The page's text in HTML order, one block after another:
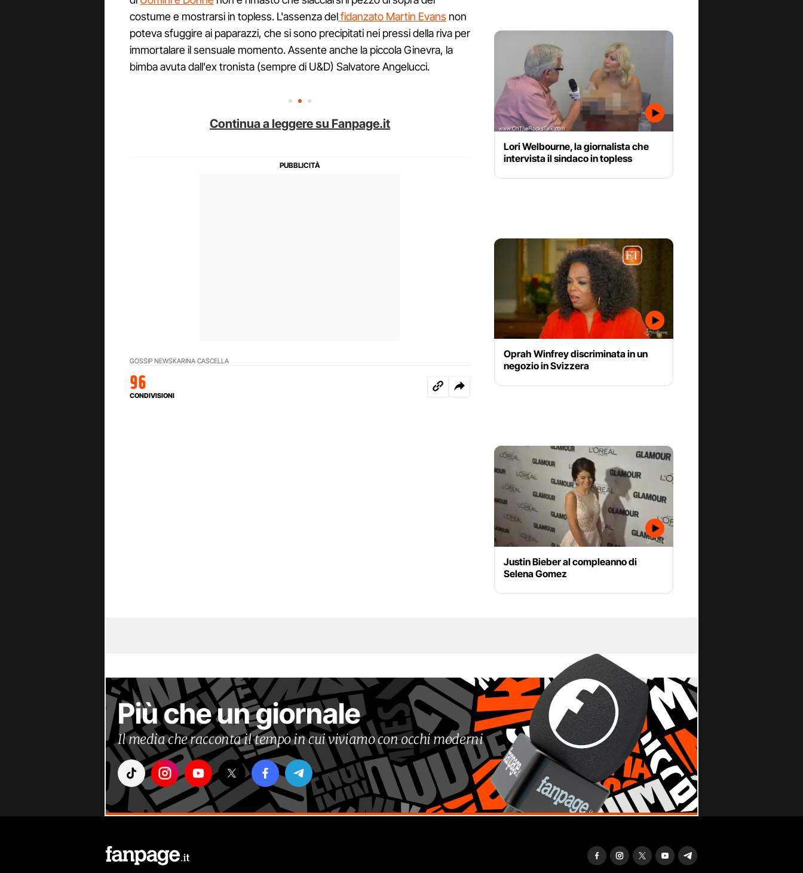
costume e mostrarsi in topless. L'assenza delfidanzato Martin Evans non
poteva sfuggire ai paparazzi, che si sono precipitati nei pressi della riva per
immortalare il sensuale momento. Assente anche la piccola Ginevra, la
bimba avuta dall'ex tronista (sempre di U&D) Salvatore Angelucci.
Continua a leggere su Fanpage.it
GOSSIP NEWSKARINA CASCELLA
96
CONDIVISIONI
Lori Welbourne, la giornalista che
intervista il sindaco in topless
Oprah Winfrey discriminata in un
negozio in Svizzera
Justin Bieber al compleanno di
Selena Gomez
Più che un giornale
Il media che racconta il tempo in cui viviamo con occhi moderni